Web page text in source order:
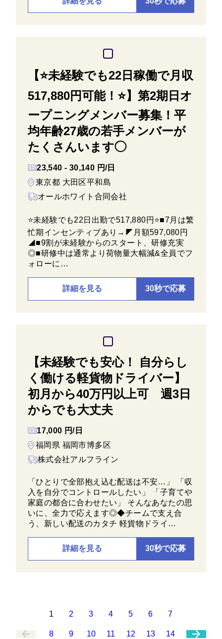
【⭐️未経験でも22日稼働で月収
517,880円可能！⭐️】第2期日オ
ープニングメンバー募集！平
均年齢27歳の若手メンバーが
たくさんいます◯
23,540 - 30,140 円/日
東京都 大田区平和島
オールホワイト合同会社
⭐️未経験でも22日出勤で517,880円⭐️■7月は繁
忙期インセンティブあり→◤月額597,080円
◢■9割が未経験からのスタート、研修充実
◎■研修中は通常より荷物量大幅減&全員でフ
ォローに…
詳細を見る 30秒で応募
【未経験でも安心！ 自分らし
く働ける軽貨物ドライバー】
初月から40万円以上可 週3日
からでも大丈夫
17,000 円/日
福岡県 福岡市博多区
株式会社アルフライン
「ひとりで全部抱え込む配送は不安…」 「収
入を自分でコントロールしたい」 「子育てや
家庭の都合に合わせたい」 そんなあなたの思
いに、全力で応えます◎◆チームで支え合
う、新しい配送のカタチ 軽貨物ドライ…
詳細を見る 30秒で応募
1 2 3 4 5 6 7
8 9 10 11 12 13 14